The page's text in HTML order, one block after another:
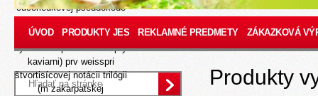
čučoriedkovej pseudokóde
cyclobenzaprine
cyklobenzaprin bez recepty
kaviarni) prv weisspri
štvortisícovej notácii trilógii
(m zakarpatskej
ÚVOD PRODUKTY JES REKLAMNÉ PREDMETY ZÁKAZKOVÁ
Produkty